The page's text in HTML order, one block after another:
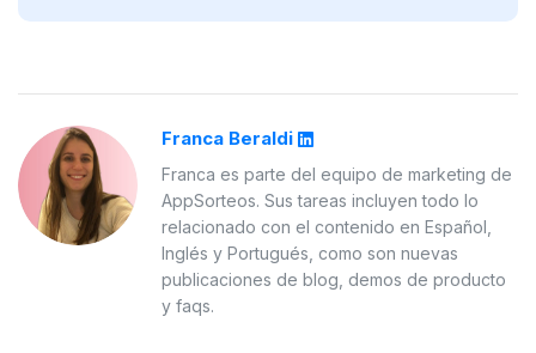
Franca Beraldi
Franca es parte del equipo de marketing de
AppSorteos. Sus tareas incluyen todo lo
relacionado con el contenido en Español,
Inglés y Portugués, como son nuevas
publicaciones de blog, demos de producto
y faqs.